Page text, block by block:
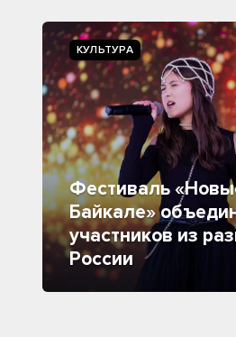
КУЛЬТУРА
Фестиваль
Байкале»
участников из
России